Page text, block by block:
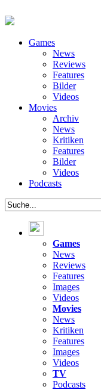
Games
News
Reviews
Features
Bilder
Videos
Movies
Archiv
News
Kritiken
Features
Bilder
Videos
Podcasts
Games
News
Reviews
Features
Images
Videos
Movies
News
Kritiken
Features
Images
Videos
TV
Podcasts